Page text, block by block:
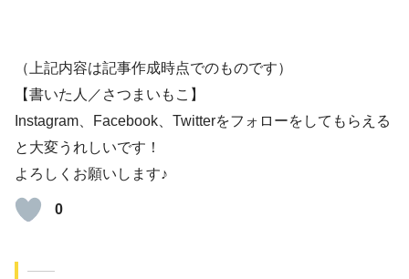
（上記内容は記事作成時点でのものです）
【書いた人／さつまいもこ】
Instagram、Facebook、Twitterをフォローをしてもらえる
と大変うれしいです！
よろしくお願いします♪
0